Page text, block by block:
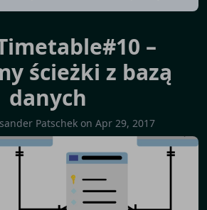
–
ścieżki z bazą
danych
Patschek on Apr 29, 2017